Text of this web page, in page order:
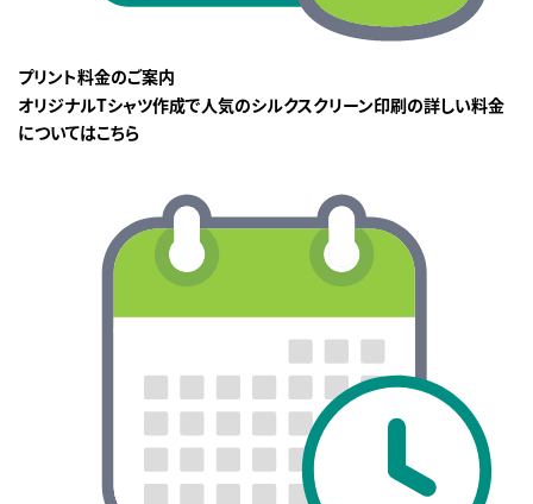
プリント料金のご案内
オリジナルTシャツ作成で人気のシルクスクリーン印刷の詳しい料金
についてはこちら